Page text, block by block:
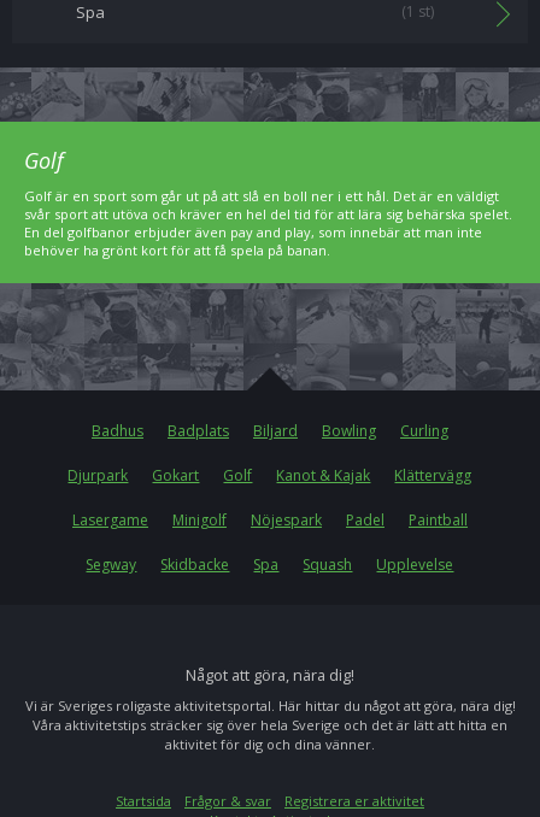
Spa (1 st)
Golf
Golf är en sport som går ut på att slå en boll ner i ett hål. Det är en väldigt
svår sport att utöva och kräver en hel del tid för att lära sig behärska spelet.
En del golfbanor erbjuder även pay and play, som innebär att man inte
behöver ha grönt kort för att få spela på banan.
Badhus Badplats Biljard Bowling Curling
Djurpark Gokart Golf Kanot & Kajak Klättervägg
Lasergame Minigolf Nöjespark Padel Paintball
Segway Skidbacke Spa Squash Upplevelse
Något att göra, nära dig!
Vi är Sveriges roligaste aktivitetsportal. Här hittar du något att göra, nära dig!
Våra aktivitetstips sträcker sig över hela Sverige och det är lätt att hitta en
aktivitet för dig och dina vänner.
Startsida Frågor & svar
Registrera er aktivitet